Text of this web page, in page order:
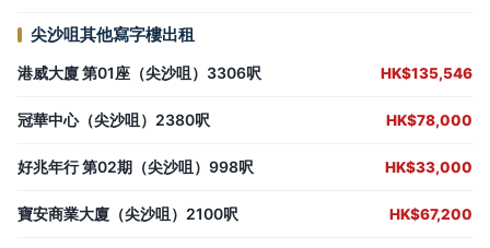
尖沙咀其他寫字樓出租
港威大廈 第01座（尖沙咀）3306呎 HK$135,546
冠華中心（尖沙咀）2380呎 HK$78,000
好兆年行 第02期（尖沙咀）998呎 HK$33,000
寶安商業大廈（尖沙咀）2100呎 HK$67,200